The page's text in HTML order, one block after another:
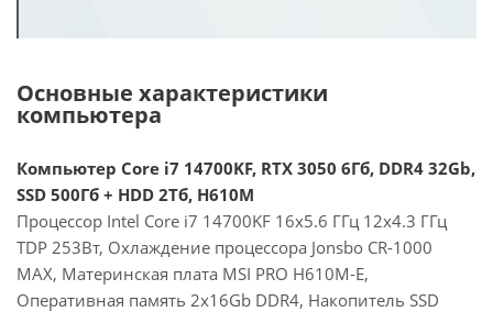
Основные характеристики
компьютера
Компьютер Core i7 14700KF, RTX 3050 6Гб, DDR4 32Gb,
SSD 500Гб + HDD 2Тб, H610M
Процессор Intel Core i7 14700KF 16x5.6 ГГц 12x4.3 ГГц
TDP 253Вт, Охлаждение процессора Jonsbo CR-1000
MAX, Материнская плата MSI PRO H610M-E,
Оперативная память 2x16Gb DDR4, Накопитель SSD